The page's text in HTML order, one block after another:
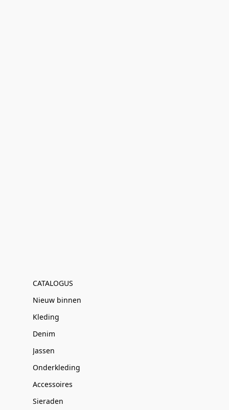
CATALOGUS
Nieuw binnen
Kleding
Denim
Jassen
Onderkleding
Accessoires
Sieraden